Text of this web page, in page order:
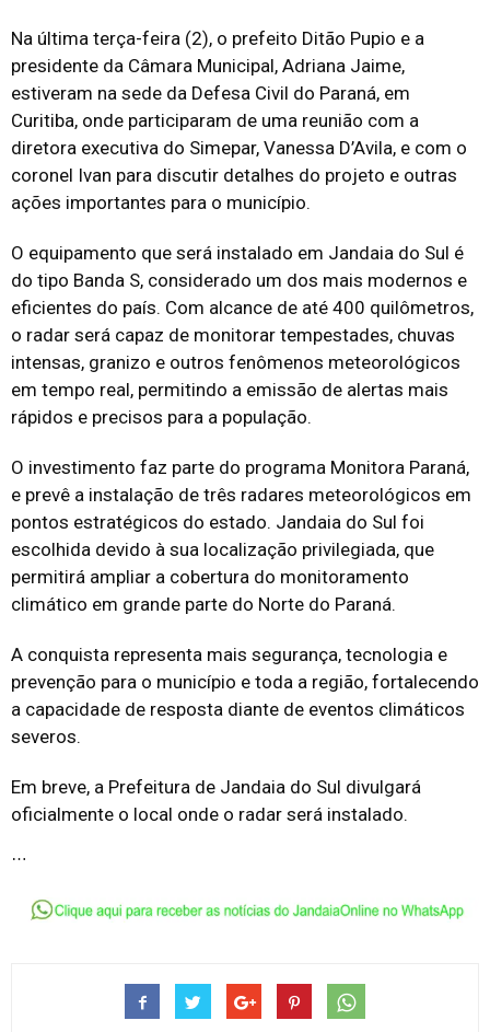
Na última terça-feira (2), o prefeito Ditão Pupio e a
presidente da Câmara Municipal, Adriana Jaime,
estiveram na sede da Defesa Civil do Paraná, em
Curitiba, onde participaram de uma reunião com a
diretora executiva do Simepar, Vanessa D’Avila, e com o
coronel Ivan para discutir detalhes do projeto e outras
ações importantes para o município.
O equipamento que será instalado em Jandaia do Sul é
do tipo Banda S, considerado um dos mais modernos e
eficientes do país. Com alcance de até 400 quilômetros,
o radar será capaz de monitorar tempestades, chuvas
intensas, granizo e outros fenômenos meteorológicos
em tempo real, permitindo a emissão de alertas mais
rápidos e precisos para a população.
O investimento faz parte do programa Monitora Paraná,
e prevê a instalação de três radares meteorológicos em
pontos estratégicos do estado. Jandaia do Sul foi
escolhida devido à sua localização privilegiada, que
permitirá ampliar a cobertura do monitoramento
climático em grande parte do Norte do Paraná.
A conquista representa mais segurança, tecnologia e
prevenção para o município e toda a região, fortalecendo
a capacidade de resposta diante de eventos climáticos
severos.
Em breve, a Prefeitura de Jandaia do Sul divulgará
oficialmente o local onde o radar será instalado.
…